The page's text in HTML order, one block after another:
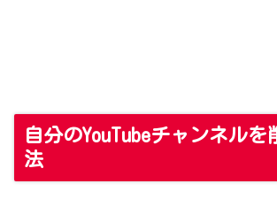
自分のYouTubeチャンネルを
法